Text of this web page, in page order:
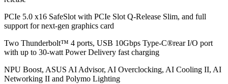
PCIe 5.0 x16 SafeSlot with PCIe Slot Q-Release Slim, and full
support for next-gen graphics card
Two Thunderbolt™ 4 ports, USB 10Gbps Type-C®rear I/O port
with up to 30-watt Power Delivery fast charging
NPU Boost, ASUS AI Advisor, AI Overclocking, AI Cooling II, AI
Networking II and Polymo Lighting